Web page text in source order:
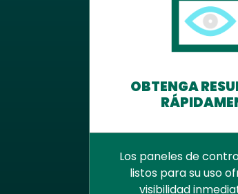
OBTENGA
Los paneles de
listos para su uso
visibilidad